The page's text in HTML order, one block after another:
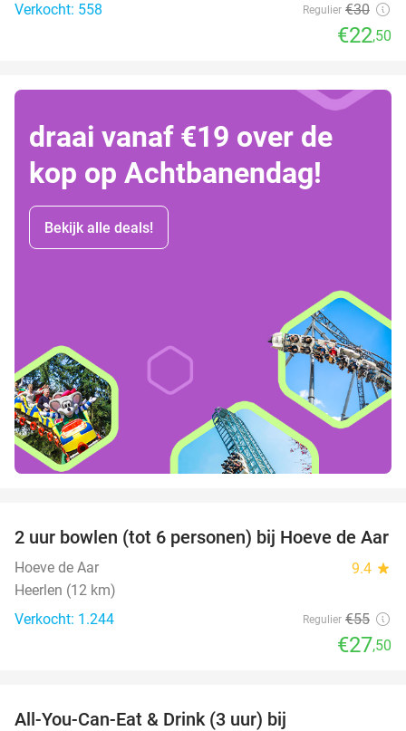
Verkocht: 558 Regulier €30
€22,50
draai vanaf €19 over de
kop op Achtbanendag!
Bekijk alle deals!
50%
2 uur bowlen (tot 6 personen) bij Hoeve de Aar
Hoeve de Aar 9.4 star
Heerlen (12 km)
Verkocht: 1.244
Regulier €55
€27,50
All-You-Can-Eat & Drink (3 uur) bij